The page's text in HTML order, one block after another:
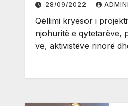
28/09/2022 ADMINI
Qëllimi kryesor i
njohuritë e qytetarëve,
ve, aktivistëve rinorë